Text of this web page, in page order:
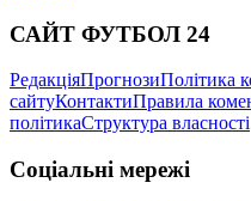
САЙТ ФУТБОЛ 24
РедакціяПрогнозиПолітика
сайтуКонтактиПравила
політикаСтруктура власності
Соціальні мережі